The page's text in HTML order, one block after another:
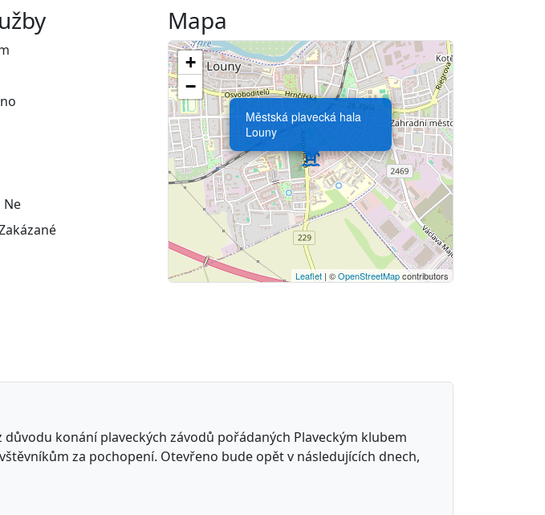
Ne
Mapa
Městská plavecká hala
Louny
+
−
Leaflet | ©OpenStreetMapcontributors
konání plaveckých závodů pořádaných Plaveckým klubem
za pochopení. Otevřeno bude opět v následujících dnech,